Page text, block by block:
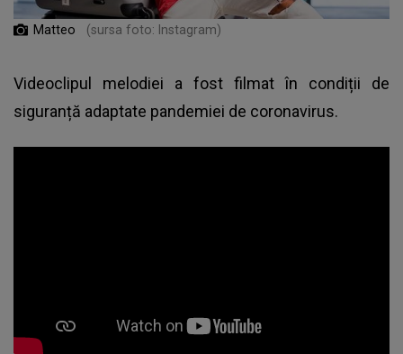
Matteo (sursa foto: Instagram)
Videoclipul melodiei a fost filmat în condiții de
siguranță adaptate pandemiei de coronavirus.